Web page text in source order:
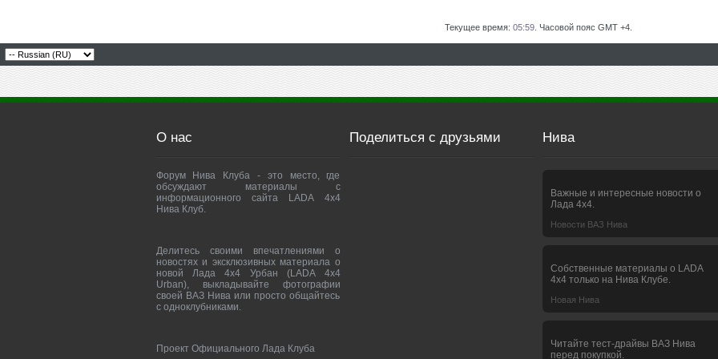
Текущее время: 05:59 . Часовой пояс GMT +4.
О нас
Форум Нива Клуба - это место, где
обсуждают материалы с
информационного сайта LADA 4x4
Нива Клуб.
Делитесь своими впечатлениями о
новостях и эксклюзивных материала о
новой Лада 4х4 Урбан (LADA 4x4
Urban), выкладывайте фотографии
своей ВАЗ Нива или просто общайтесь
с одноклубниками.
Проект Официального Лада Клуба
Поделиться с друзьями Нива
Важные и интересные новости о
Лада 4х4.
Новости ВАЗ Нива
Собственные материалы о LADA
4x4 только на Нива Клубе.
Новая Нива
Читайте тест-драйвы ВАЗ Нива
перед покупкой.